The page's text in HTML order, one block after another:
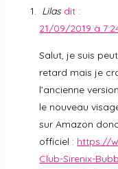
Lilas dit :
21/09/2019 à
Salut, je suis
retard mais je
l’ancienne
le nouveau
sur Amazon
officiel : https://
Club-Sirenix-